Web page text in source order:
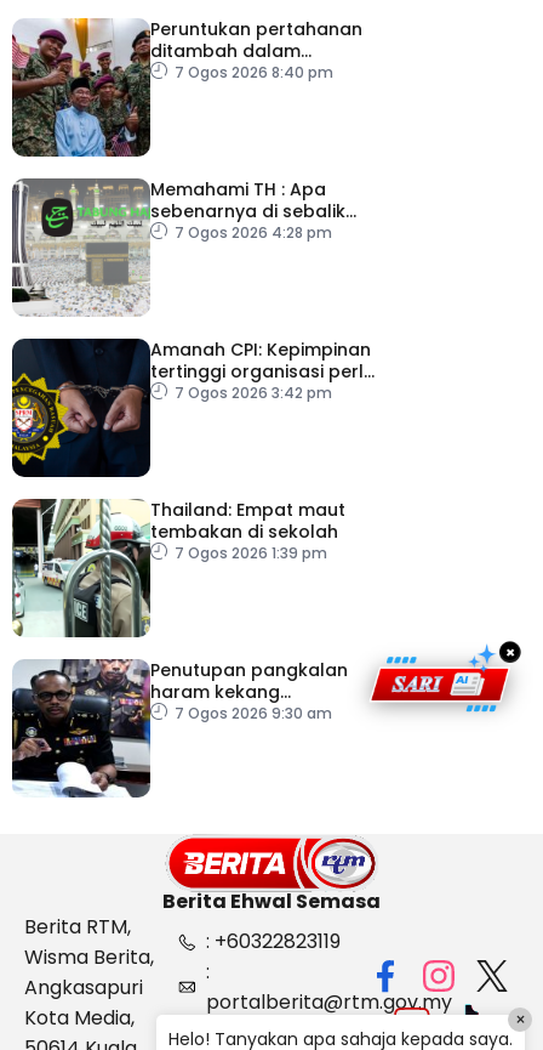
Peruntukan pertahanan
ditambah dalam
Belanjawan 2027
7 Ogos 2026 8:40 pm
Memahami TH : Apa
sebenarnya di sebalik
angka
7 Ogos 2026 4:28 pm
Amanah CPI: Kepimpinan
tertinggi organisasi perlu
pacu reformasi radikal
7 Ogos 2026 3:42 pm
Thailand: Empat maut
tembakan di sekolah
7 Ogos 2026 1:39 pm
Penutupan pangkalan
haram kekang
penyeludupan di
7 Ogos 2026 9:30 am
×
Berita Ehwal Semasa
Berita RTM,
Wisma Berita,
Angkasapuri
Kota Media,
: +60322823119
:
portalberita@rtm.gov.my
: Aduan &
Helo! Tanyakan apa sahaja kepada saya.
×